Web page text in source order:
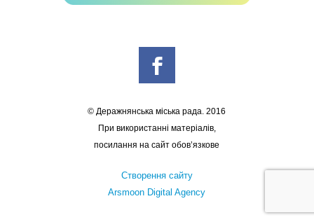
© Деражнянська міська рада. 2016
При використанні матеріалів,
посилання на сайт обов’язкове
Створення сайту
Arsmoon Digital Agency